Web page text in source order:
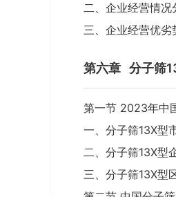
二、企业经营情况
三、企业经营优劣
第六章 分子筛
第一节 2023年中
一、分子筛13X型
二、分子筛13X型
三、分子筛13X型